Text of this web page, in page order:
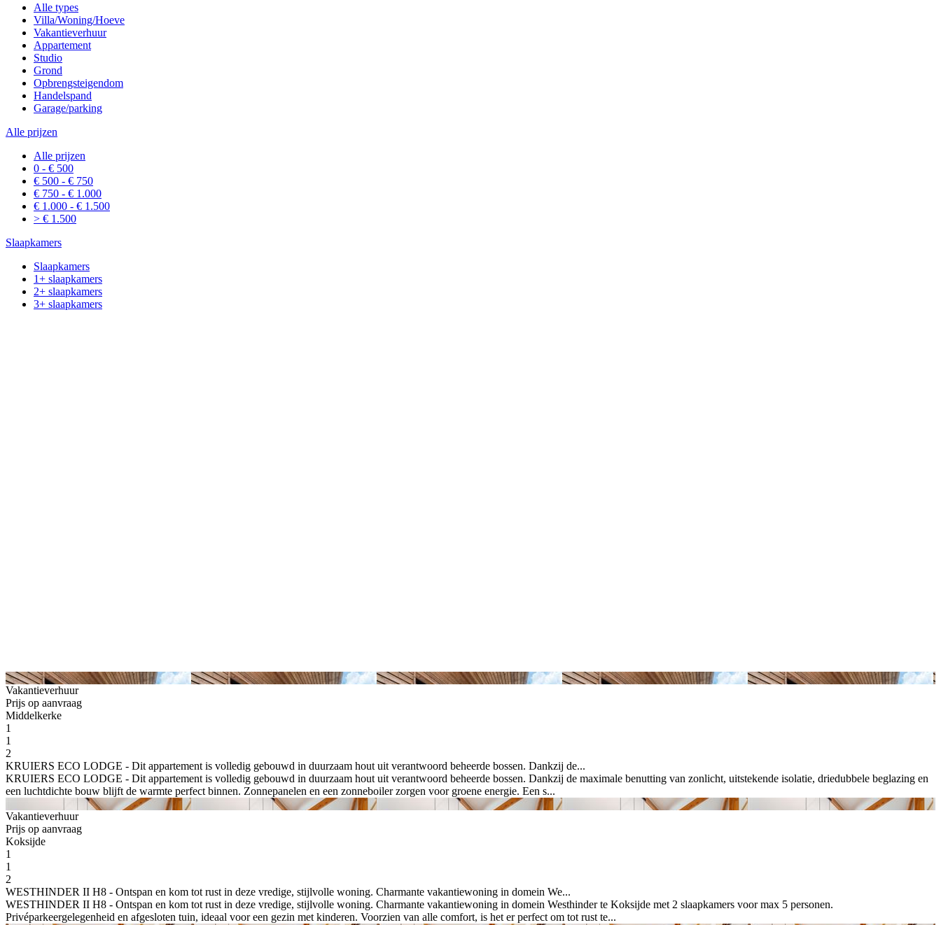
Alle types
Villa/Woning/Hoeve
Vakantieverhuur
Appartement
Studio
Grond
Opbrengsteigendom
Handelspand
Garage/parking
Alle prijzen
Alle prijzen
0 - € 500
€ 500 - € 750
€ 750 - € 1.000
€ 1.000 - € 1.500
> € 1.500
Slaapkamers
Slaapkamers
1+ slaapkamers
2+ slaapkamers
3+ slaapkamers
Vakantieverhuur
Prijs op aanvraag
Middelkerke
1
1
2
KRUIERS ECO LODGE - Dit appartement is volledig gebouwd in duurzaam hout uit verantwoord beheerde bossen. Dankzij de...
KRUIERS ECO LODGE - Dit appartement is volledig gebouwd in duurzaam hout uit verantwoord beheerde bossen. Dankzij de maximale benutting van zonlicht, uitstekende isolatie, driedubbele beglazing en
een luchtdichte bouw blijft de warmte perfect binnen. Zonnepanelen en een zonneboiler zorgen voor groene energie. Een s...
Vakantieverhuur
Prijs op aanvraag
Koksijde
1
1
2
WESTHINDER II H8 - Ontspan en kom tot rust in deze vredige, stijlvolle woning. Charmante vakantiewoning in domein We...
WESTHINDER II H8 - Ontspan en kom tot rust in deze vredige, stijlvolle woning. Charmante vakantiewoning in domein Westhinder te Koksijde met 2 slaapkamers voor max 5 personen.
Privéparkeergelegenheid en afgesloten tuin, ideaal voor een gezin met kinderen. Voorzien van alle comfort, is het er perfect om tot rust te...